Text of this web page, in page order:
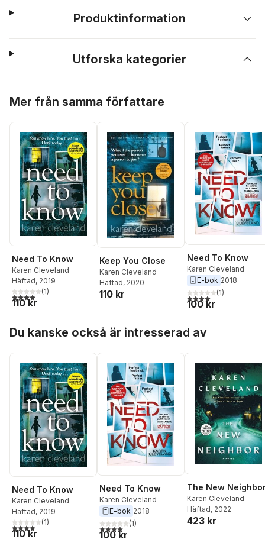
Produktinformation
Utforska kategorier
Mer från samma författare
Need To Know
Karen Cleveland
Häftad, 2019
4,0utav 5 stjärnor. Totalt antal röster:
(1)
110 kr
Keep You Close
Karen Cleveland
Häftad, 2020
110 kr
Need To Know
Karen Cleveland
E-bok 2018
4,0utav 5 stjärnor.
(1)
100 kr
Du kanske också är intresserad av
Need To Know
Karen Cleveland
Häftad, 2019
4,0utav 5 stjärnor. Totalt antal röster:
(1)
110 kr
Need To Know
Karen Cleveland
E-bok 2018
4,0utav 5 stjärnor. Totalt antal röster:
(1)
100 kr
The New
Karen Cleveland
Häftad, 2022
423 kr